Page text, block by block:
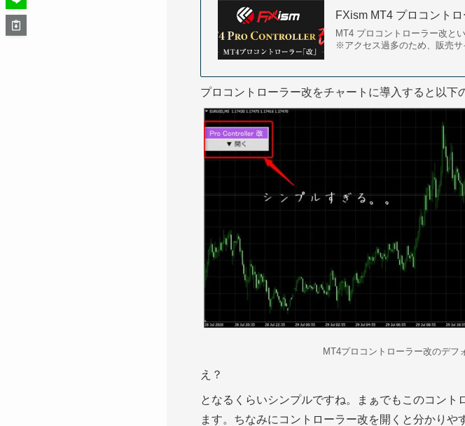
FXism MT4 プロコント
MT4 プロコントローラー改と
※アクセス過多のため、販売
プロコントローラー改をチャートに導入すると以下
MT4プロコントローラー改のデフ
え？
となるくらいシンプルですね。まぁでもこのコン
ます。ちなみにコントローラー改を開くと分かりや